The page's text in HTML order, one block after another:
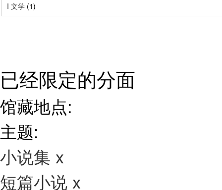
I 文学 (1)
已经限定的分面
馆藏地点:
主题:
小说集 x
短篇小说 x